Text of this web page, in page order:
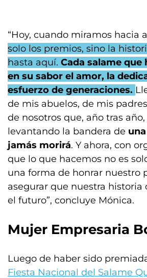
“Hoy, cuando miramos hacia
solo los premios, sino la
hasta aquí. Cada salame que
en su sabor el amor, la
esfuerzo de generaciones.
de mis abuelos, de mis
de nosotros que, año tras
levantando la bandera de
jamás morirá. Y ahora, con
que lo que hacemos no es
una forma de honrar nuestro
asegurar que nuestra historia
el futuro”, concluye Mónica.
Mujer Empresaria
Luego de haber sido
Fiesta Nacional del Salame